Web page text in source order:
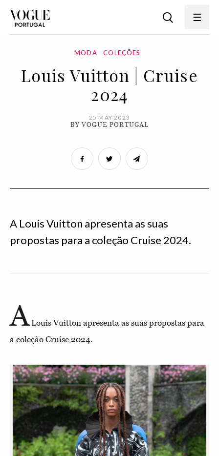
MODA COLEÇÕES
Louis Vuitton | Cruise
2024
25 MAY 2023
BY VOGUE PORTUGAL
A Louis Vuitton apresenta as suas
propostas para a coleção Cruise 2024.
ALouis Vuitton apresenta as suas propostas para
a coleção Cruise 2024.